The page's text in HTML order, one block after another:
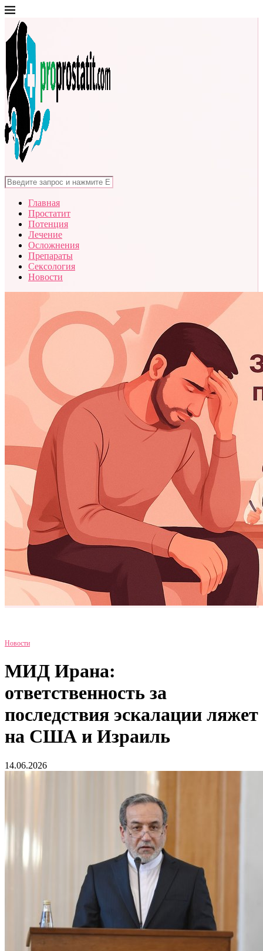
Главная
Простатит
Потенция
Лечение
Осложнения
Препараты
Сексология
Новости
Новости
МИД Ирана:
ответственность за
последствия эскалации ляжет
на США и Израиль
14.06.2026